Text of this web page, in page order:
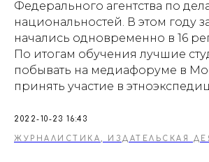
Федерального агентства по
национальностей. В этом году
начались одновременно в 16
По итогам обучения лучшие
побывать на медиафоруме в
принять участие в
2022-10-23 16:43
ЖУРНАЛИСТИКА, ИЗДАТЕЛЬСКАЯ